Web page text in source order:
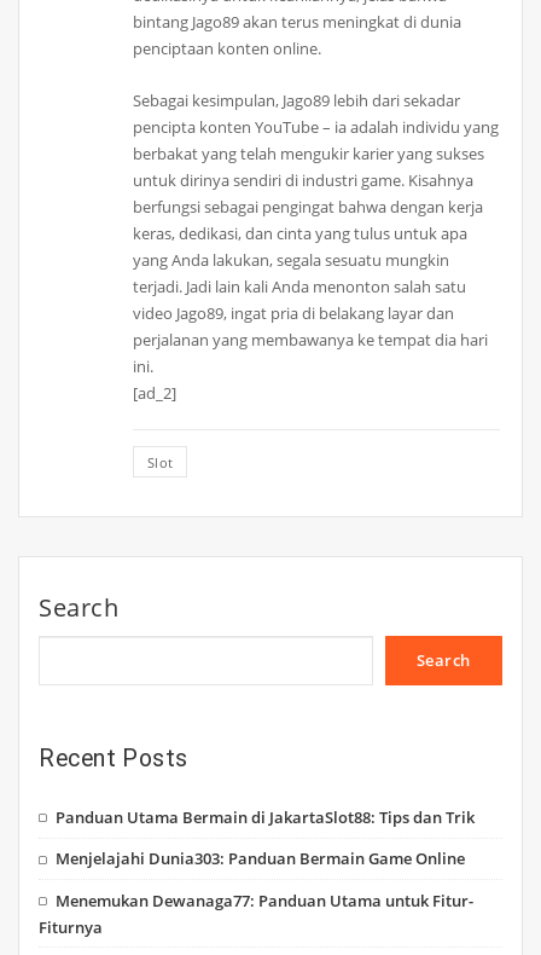
bintang Jago89 akan terus meningkat di dunia
penciptaan konten online.
Sebagai kesimpulan, Jago89 lebih dari sekadar
pencipta konten YouTube – ia adalah individu yang
berbakat yang telah mengukir karier yang sukses
untuk dirinya sendiri di industri game. Kisahnya
berfungsi sebagai pengingat bahwa dengan kerja
keras, dedikasi, dan cinta yang tulus untuk apa
yang Anda lakukan, segala sesuatu mungkin
terjadi. Jadi lain kali Anda menonton salah satu
video Jago89, ingat pria di belakang layar dan
perjalanan yang membawanya ke tempat dia hari
ini.
[ad_2]
Slot
Search
Search
Recent Posts
Panduan Utama Bermain di JakartaSlot88: Tips dan Trik
Menjelajahi Dunia303: Panduan Bermain Game Online
Menemukan Dewanaga77: Panduan Utama untuk Fitur-
Fiturnya